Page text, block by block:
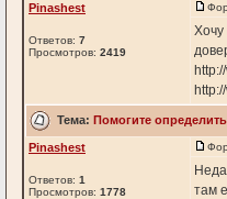
Pinashest
Ответов: 7
Просмотров: 2419
Хочу
Тема: Помогите
Pinashest
Ответов: 1
Просмотров: 1778
там